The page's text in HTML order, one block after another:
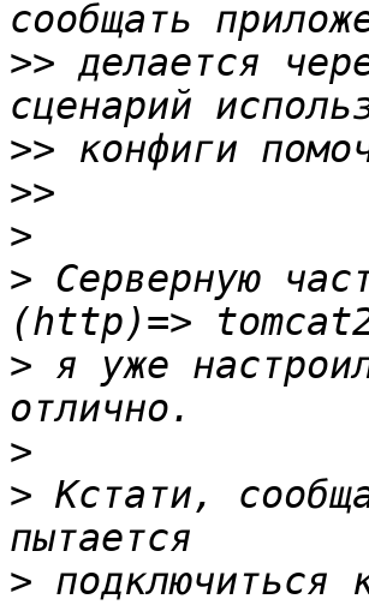
>> делается
>>
>>
>
> Серверную
> я уже
>
> Кстати,
> подключиться